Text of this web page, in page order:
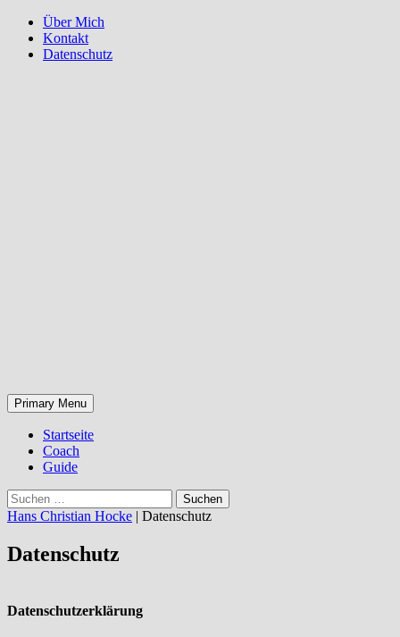
Über Mich
Kontakt
Datenschutz
Search
Primary Menu Skip
to
content
Startseite
Coach
Guide
Suchen
nach:
Hans Christian Hocke | Datenschutz
Datenschutz
Datenschutzerklärung